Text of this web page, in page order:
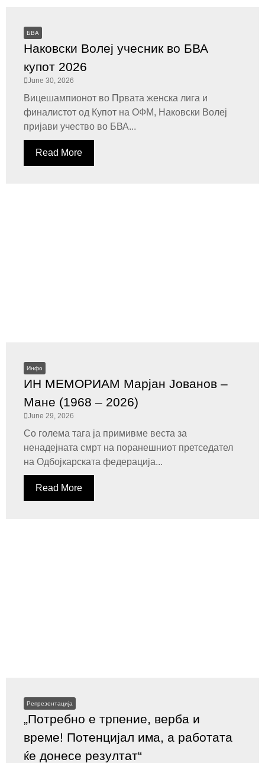
БВА
Наковски Волеј учесник во БВА
купот 2026
June 30, 2026
Вицешампионот во Првата женска лига и
финалистот од Купот на ОФМ, Наковски Волеј
пријави учество во БВА...
Read More
Инфо
ИН МЕМОРИАМ Марјан Јованов –
Мане (1968 – 2026)
June 29, 2026
Со голема тага ја примивме веста за
ненадејната смрт на поранешниот претседател
на Одбојкарската федерација...
Read More
Репрезентација
„Потребно е трпение, верба и
време! Потенцијал има, а работата
ќе донесе резултат“